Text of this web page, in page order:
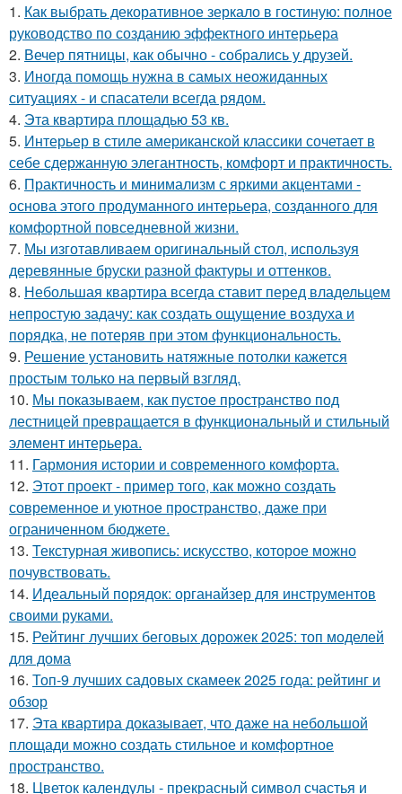
1. Как выбрать декоративное зеркало в гостиную: полное
руководство по созданию эффектного интерьера
2. Вечер пятницы, как обычно - собрались у друзей.
3. Иногда помощь нужна в самых неожиданных
ситуациях - и спасатели всегда рядом.
4. Эта квартира площадью 53 кв.
5. Интерьер в стиле американской классики сочетает в
себе сдержанную элегантность, комфорт и практичность.
6. Практичность и минимализм с яркими акцентами -
основа этого продуманного интерьера, созданного для
комфортной повседневной жизни.
7. Мы изготавливаем оригинальный стол, используя
деревянные бруски разной фактуры и оттенков.
8. Небольшая квартира всегда ставит перед владельцем
непростую задачу: как создать ощущение воздуха и
порядка, не потеряв при этом функциональность.
9. Решение установить натяжные потолки кажется
простым только на первый взгляд.
10. Мы показываем, как пустое пространство под
лестницей превращается в функциональный и стильный
элемент интерьера.
11. Гармония истории и современного комфорта.
12. Этот проект - пример того, как можно создать
современное и уютное пространство, даже при
ограниченном бюджете.
13. Текстурная живопись: искусство, которое можно
почувствовать.
14. Идеальный порядок: органайзер для инструментов
своими руками.
15. Рейтинг лучших беговых дорожек 2025: топ моделей
для дома
16. Топ-9 лучших садовых скамеек 2025 года: рейтинг и
обзор
17. Эта квартира доказывает, что даже на небольшой
площади можно создать стильное и комфортное
пространство.
18. Цветок календулы - прекрасный символ счастья и